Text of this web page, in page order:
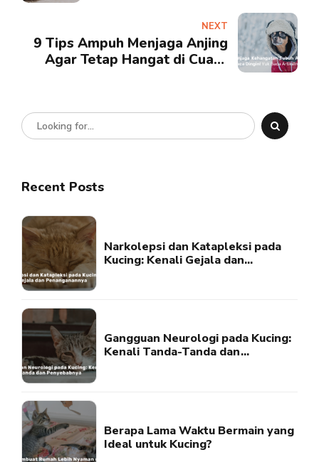
NEXT
9 Tips Ampuh Menjaga Anjing
Agar Tetap Hangat di Cuaca
Recent Posts
Narkolepsi dan Katapleksi pada
Kucing: Kenali Gejala dan
Gangguan Neurologi pada Kucing:
Kenali Tanda-Tanda dan
Berapa Lama Waktu Bermain yang
Ideal untuk Kucing?